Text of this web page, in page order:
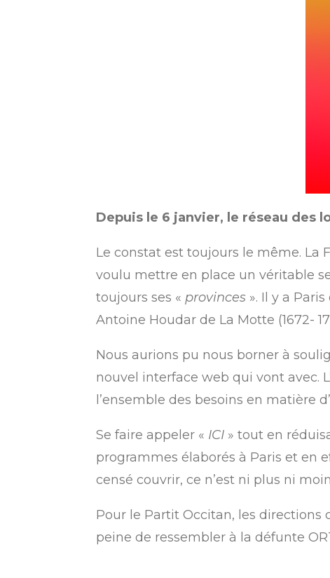
Depuis le 6 janvier, le réseau des
Le constat est toujours le même. La
voulu mettre en place un véritable
toujours ses « provinces ». Il y a
Antoine Houdar de La Motte (1672-
Nous aurions pu nous borner à
nouvel interface web qui vont avec. L
l’ensemble des besoins en matière d’
Se faire appeler « ICI » tout en r
programmes élaborés à Paris et en
censé couvrir, ce n’est ni plus ni
Pour le Partit Occitan, les directions
peine de ressembler à la défunte